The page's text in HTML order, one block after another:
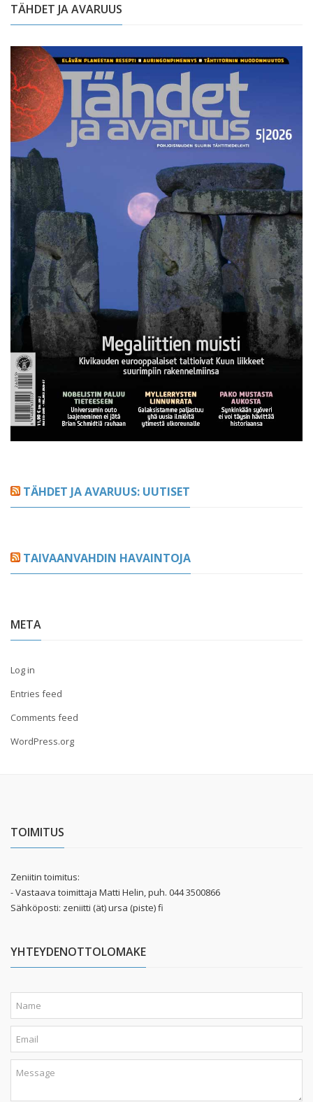
TÄHDET JA AVARUUS
TÄHDET JA AVARUUS: UUTISET
TAIVAANVAHDIN HAVAINTOJA
META
Log in
Entries feed
Comments feed
WordPress.org
TOIMITUS
Zeniitin toimitus:
- Vastaava toimittaja Matti Helin, puh. 044 3500866
Sähköposti: zeniitti (ät) ursa (piste) fi
YHTEYDENOTTOLOMAKE